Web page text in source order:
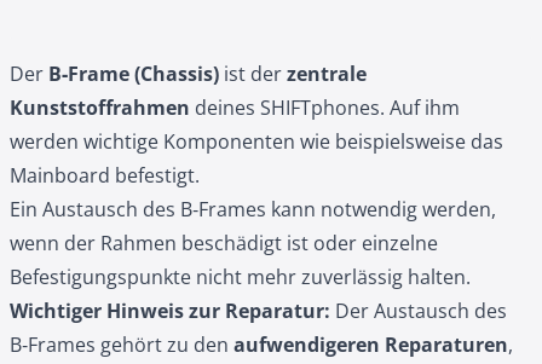
Der B‑Frame (Chassis) ist derzentrale
Kunststoffrahmen deines SHIFTphones. Auf ihm
werden wichtige Komponenten wie beispielsweise das
Mainboard befestigt.
Ein Austausch des B‑Frames kann notwendig werden,
wenn der Rahmen beschädigt ist oder einzelne
Befestigungspunkte nicht mehr zuverlässig halten.
Wichtiger Hinweis zur Reparatur: Der Austausch des
B‑Frames gehört zu den aufwendigeren Reparaturen,